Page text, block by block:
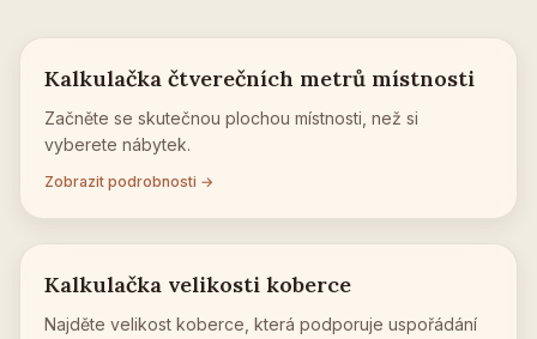
Kalkulačka čtverečních metrů místnosti
Začněte se skutečnou plochou místnosti, než si
vyberete nábytek.
Zobrazit podrobnosti →
Kalkulačka velikosti koberce
Najděte velikost koberce, která podporuje uspořádání